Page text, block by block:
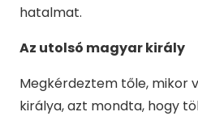
hatalmat.
Az utolsó magyar király
Megkérdeztem tőle, mikor
királya, azt mondta, hogy